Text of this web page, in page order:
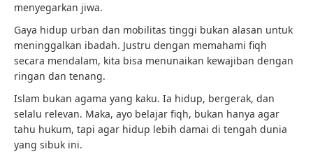
menyegarkan jiwa.
Gaya hidup urban dan mobilitas tinggi bukan alasan untuk
meninggalkan ibadah. Justru dengan memahami fiqh
secara mendalam, kita bisa menunaikan kewajiban dengan
ringan dan tenang.
Islam bukan agama yang kaku. Ia hidup, bergerak, dan
selalu relevan. Maka, ayo belajar fiqh, bukan hanya agar
tahu hukum, tapi agar hidup lebih damai di tengah dunia
yang sibuk ini.